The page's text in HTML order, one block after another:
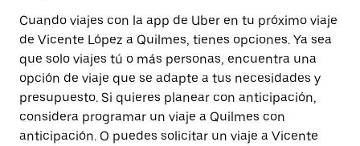
Cuando viajes con la app de Uber en tu próximo viaje
de Vicente López a Quilmes, tienes opciones. Ya sea
que solo viajes tú o más personas, encuentra una
opción de viaje que se adapte a tus necesidades y
presupuesto. Si quieres planear con anticipación,
considera programar un viaje a Quilmes con
anticipación. O puedes solicitar un viaje a Vicente